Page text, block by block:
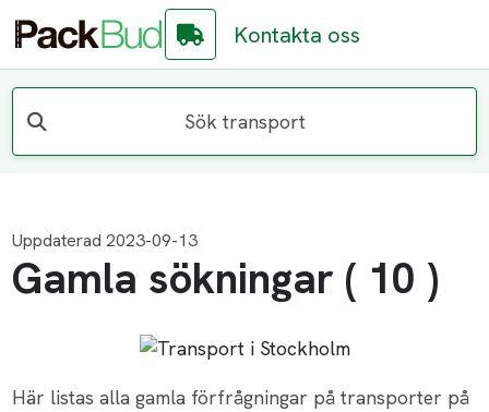
Kontakta oss
Sök transport
Uppdaterad 2023-09-13
Gamla sökningar ( 10 )
Här listas alla gamla förfrågningar på transporter på